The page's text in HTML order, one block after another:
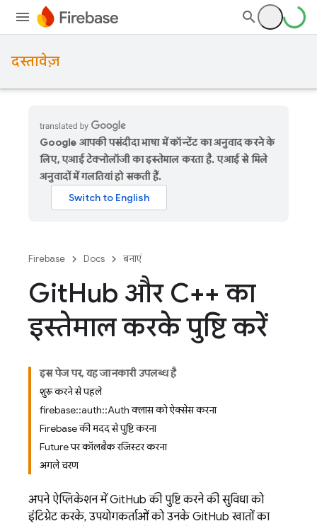
दस्तावेज़
Google आपकी पसंदीदा भाषा में कॉन्टेंट का अनुवाद करने के
लिए, एआई टेक्नोलॉजी का इस्तेमाल करता है. एआई से मिले
अनुवादों में गलतियां हो सकती हैं.
Firebase Docs बनाएं
GitHub और C++ का
इस्तेमाल करके पुष्टि करें
इस पेज पर, यह जानकारी उपलब्ध है
शुरू करने से पहले
firebase::auth::Auth क्लास को ऐक्सेस करना
Firebase की मदद से पुष्टि करना
Future पर कॉलबैक रजिस्टर करना
अगले चरण
अपने ऐप्लिकेशन में GitHub की पुष्टि करने की सुविधा को
इंटिग्रेट करके, उपयोगकर्ताओं को उनके GitHub खातों का